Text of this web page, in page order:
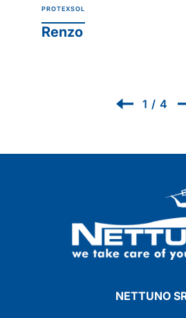
PROTEXSOL
Renzo
1 / 4
NETTUNO